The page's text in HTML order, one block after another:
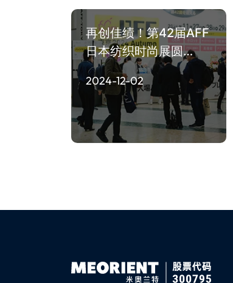
再创佳绩！第42届AFF
日本纺织时尚展圆…
2024-12-02